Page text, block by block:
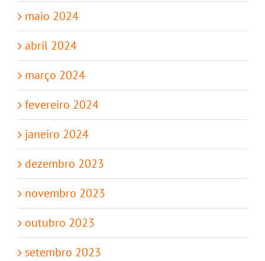
maio 2024
abril 2024
março 2024
fevereiro 2024
janeiro 2024
dezembro 2023
novembro 2023
outubro 2023
setembro 2023